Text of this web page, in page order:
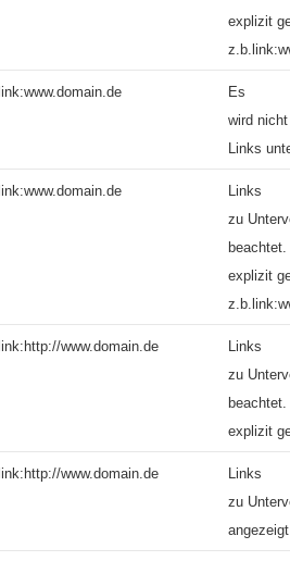
explizit
link:www.domain.de
Es
wird
Links
link:www.domain.de
Links
zu
explizit
link:http://www.domain.de
Links
zu
explizit
link:http://www.domain.de
Links
zu